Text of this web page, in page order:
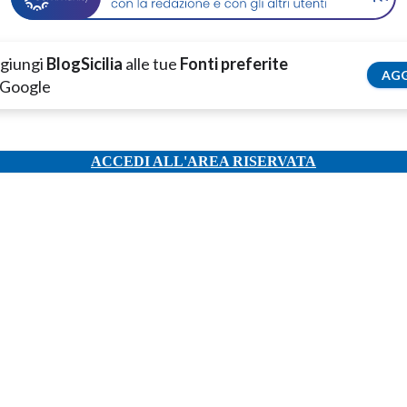
BlogSicilia alle tue Fonti preferite
ACCEDI ALL'AREA RISERVATA